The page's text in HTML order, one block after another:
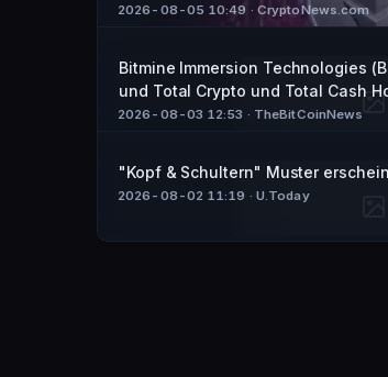
2026-08-05 10:49 · CryptoNews.com
Bitmine Immersion Technologies
und Total Crypto und Total Cash
2026-08-03 12:53 · TheBitCoinNews
"Kopf & Schultern" Muster
2026-08-02 11:19 · U.Today